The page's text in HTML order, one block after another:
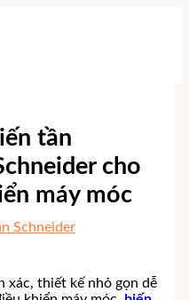
tần
cho
máy móc
Schneider
xác, thiết kế nhỏ gọn dễ